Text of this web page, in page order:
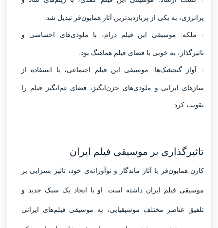
پرانرژی، به یکی از پربازدیدترین آثار همایون‌فر تبدیل شد.
ملکه: موسیقی این فیلم درام، با ملودی‌های احساسی و
تاثیرگذار، به خوبی با فضای فیلم هماهنگ بود.
آواز گنجشک‌ها: موسیقی این فیلم اجتماعی، با استفاده از
سازهای ایرانی و ملودی‌های حزن‌انگیز، فضای غم‌انگیز فیلم را
تقویت کرد.
تاثیرگذاری بر موسیقی فیلم ایران
کارن همایون‌فر با آثار ماندگار و نوآورانه‌ی خود، تاثیر بسزایی بر
موسیقی فیلم ایران داشته است. او با ایجاد یک سبک جدید و
تلفیق عناصر مختلف موسیقیایی، به موسیقی فیلم‌های ایرانی